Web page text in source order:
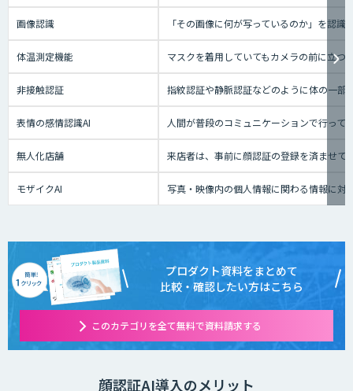
画像認識 「その画像に何が写っているのか」を認
体温測定機能 マスクを着用していてもカメラの前に立
非接触認証 指紋認証や静脈認証などのように体の一部
表情の感情認識AI 人間が普段のコミュニケーションで行っ
無人化店舗 来店者は、事前に顔認証の登録を済ませて
モザイクAI 写真・映像内の個人情報に関わる情報に
プロダクト資料をまとめて
比較・確認したい方はこちら
このカテゴリを全て無料で資料請求する
顔認証AI導入のメリット